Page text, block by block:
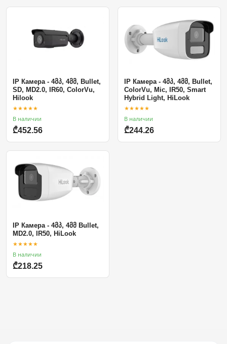
IP Камера - 4მპ, 4მმ, Bullet,
SD, MD2.0, IR60, ColorVu,
Hilook
★★★★★
В наличии
₾452.56
IP Камера - 4მპ, 4მმ, Bullet,
ColorVu, Mic, IR50, Smart
Hybrid Light, HiLook
★★★★★
В наличии
₾244.26
IP Камера - 4მპ, 4მმ Bullet,
MD2.0, IR50, HiLook
★★★★★
В наличии
₾218.25